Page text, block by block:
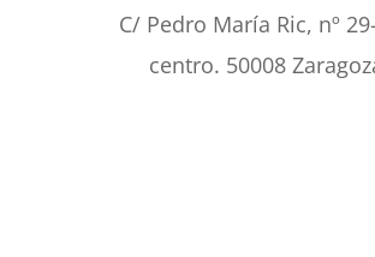
C/ Pedro María Ric, nº
centro. 50008